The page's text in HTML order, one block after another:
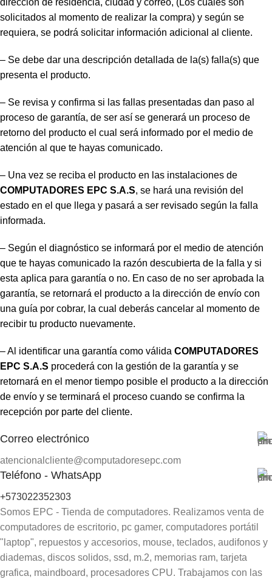
dirección de residencia, ciudad y correo, (Los cuales son
solicitados al momento de realizar la compra) y según se
requiera, se podrá solicitar información adicional al cliente.
– Se debe dar una descripción detallada de la(s) falla(s) que
presenta el producto.
– Se revisa y confirma si las fallas presentadas dan paso al
proceso de garantía, de ser así se generará un proceso de
retorno del producto el cual será informado por el medio de
atención al que te hayas comunicado.
– Una vez se reciba el producto en las instalaciones de
COMPUTADORES EPC S.A.S, se hará una revisión del
estado en el que llega y pasará a ser revisado según la falla
informada.
– Según el diagnóstico se informará por el medio de atención
que te hayas comunicado la razón descubierta de la falla y si
esta aplica para garantía o no. En caso de no ser aprobada la
garantía, se retornará el producto a la dirección de envío con
una guía por cobrar, la cual deberás cancelar al momento de
recibir tu producto nuevamente.
– Al identificar una garantía como válida COMPUTADORES
EPC S.A.S procederá con la gestión de la garantía y se
retornará en el menor tiempo posible el producto a la dirección
de envío y se terminará el proceso cuando se confirma la
recepción por parte del cliente.
Correo electrónico
atencionalcliente@computadoresepc.com
Teléfono - WhatsApp
+573022352303
Somos EPC - Tienda de computadores. Realizamos venta de
computadores de escritorio, pc gamer, computadores portátil
"laptop", repuestos y accesorios, mouse, teclados, audifonos y
diademas, discos solidos, ssd, m.2, memorias ram, tarjeta
grafica, maindboard, procesadores CPU. Trabajamos con las